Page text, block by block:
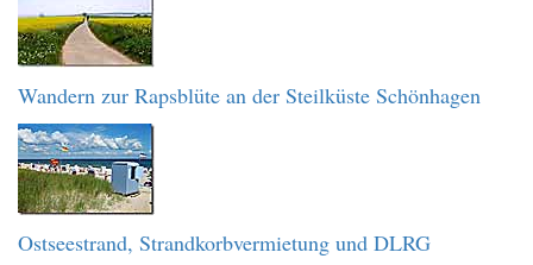
Wandern zur Rapsblüte an der Steilküste Schönhagen
Ostseestrand, Strandkorbvermietung und DLRG